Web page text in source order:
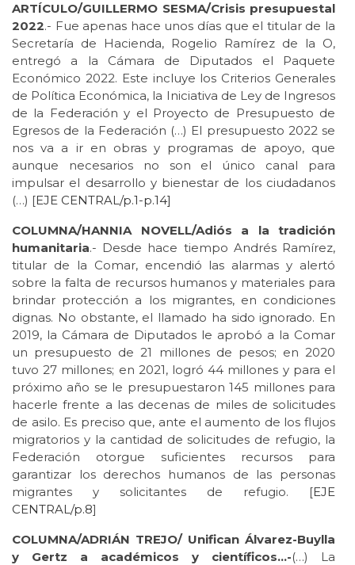
ARTÍCULO/GUILLERMO SESMA/Crisis presupuestal
2022.- Fue apenas hace unos días que el titular de la
Secretaría de Hacienda, Rogelio Ramírez de la O,
entregó a la Cámara de Diputados el Paquete
Económico 2022. Este incluye los Criterios Generales
de Política Económica, la Iniciativa de Ley de Ingresos
de la Federación y el Proyecto de Presupuesto de
Egresos de la Federación (…) El presupuesto 2022 se
nos va a ir en obras y programas de apoyo, que
aunque necesarios no son el único canal para
impulsar el desarrollo y bienestar de los ciudadanos
(…) [EJE CENTRAL/p.1-p.14]
COLUMNA/HANNIA NOVELL/Adiós a la tradición
humanitaria.- Desde hace tiempo Andrés Ramírez,
titular de la Comar, encendió las alarmas y alertó
sobre la falta de recursos humanos y materiales para
brindar protección a los migrantes, en condiciones
dignas. No obstante, el llamado ha sido ignorado. En
2019, la Cámara de Diputados le aprobó a la Comar
un presupuesto de 21 millones de pesos; en 2020
tuvo 27 millones; en 2021, logró 44 millones y para el
próximo año se le presupuestaron 145 millones para
hacerle frente a las decenas de miles de solicitudes
de asilo. Es preciso que, ante el aumento de los flujos
migratorios y la cantidad de solicitudes de refugio, la
Federación otorgue suficientes recursos para
garantizar los derechos humanos de las personas
migrantes y solicitantes de refugio. [EJE
CENTRAL/p.8]
COLUMNA/ADRIÁN TREJO/ Unifican Álvarez-Buylla
y Gertz a académicos y científicos…-(…) La